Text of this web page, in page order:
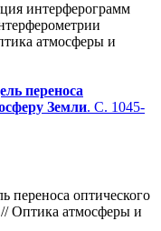
интерферограмм
атмосферы и
переноса
Земли. С. 1045-
переноса оптического
Оптика атмосферы и